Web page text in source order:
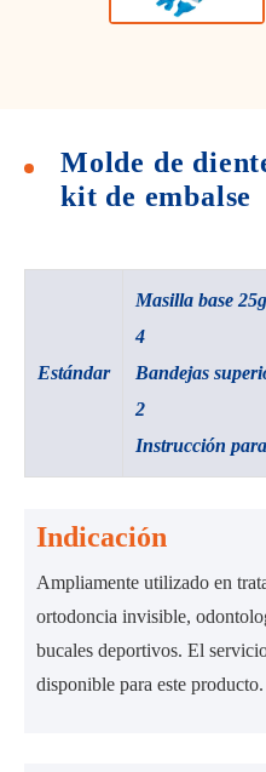
Molde de
kit de embalse
Estándar
Masilla base
4
Bandejas
2
Instrucción
Indicación
Ampliamente utilizado en
ortodoncia invisible,
bucales deportivos. El
disponible para este producto.